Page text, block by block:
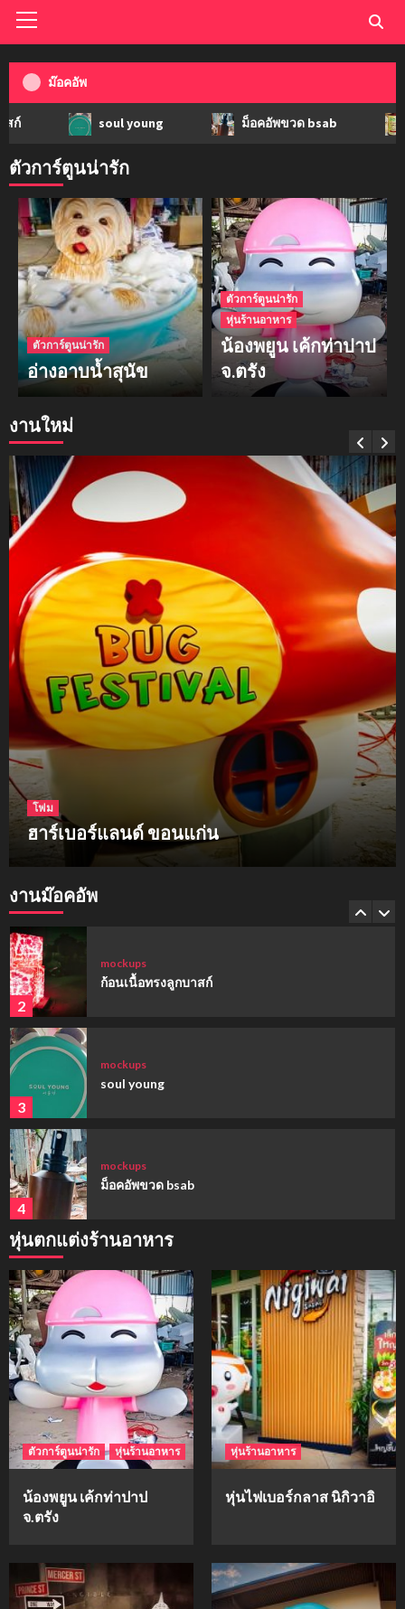
ม๊อคอัพ
soul young ม็อคอัพขวด bsab ม็อคอั
งานใหม่
โฟม
ฮาร์เบอร์แลนด์ ขอนแก่น
ตัวการ์ตูนน่ารัก
ตัวการ์ตูนน่ารัก
อ่างอาบน้ำสุนัข
ตัวการ์ตูนน่ารัก
หุ่นร้านอาหาร
น้องพยูน เค้กท่าปาป
จ.ตรัง
งานม๊อคอัพ
3
mockups
soul young
4
mockups
ม็อคอัพขวด bsab
5
1
2
mockups
ก้อนเนื้อทรงลูกบาสก์
3
mockups
soul young
4
mockups
ม็อคอัพขวด bsab
5
ม็อคอัพน้ำมันวังว่าน
1
mockups
hi-q
2
mockups
ก้อนเนื้อทรงลูกบาสก์
mockups
soul young
หุ่นตกแต่งร้านอาหาร
ตัวการ์ตูนน่ารัก หุ่นร้านอาหาร
น้องพยูน เค้กท่าปาป
จ.ตรัง
หุ่นร้านอาหาร
หุ่นไฟเบอร์กลาส นิกิวาอิ